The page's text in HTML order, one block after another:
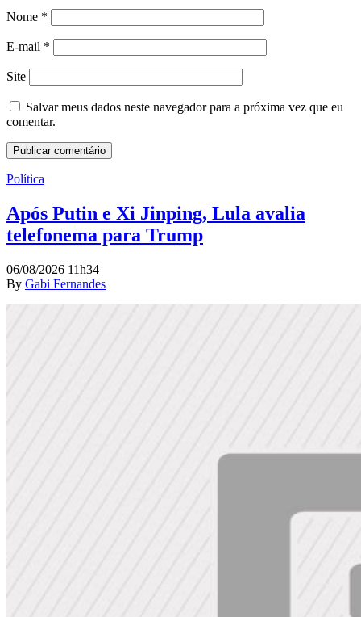
Nome *
E-mail *
Site
Salvar meus dados neste navegador para a próxima vez que eu
comentar.
Política
Após Putin e Xi Jinping, Lula avalia
telefonema para Trump
06/08/2026 11h34
By Gabi Fernandes